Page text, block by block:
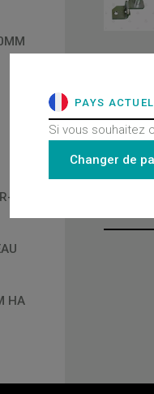
L
HA
PAYS
Si vous souhaitez
Changer de